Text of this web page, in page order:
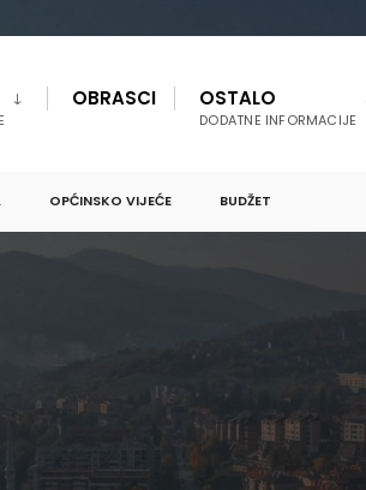
OBRASCI OSTALO
DODATNE INFORMACIJE
OPĆINSKO VIJEĆE BUDŽET